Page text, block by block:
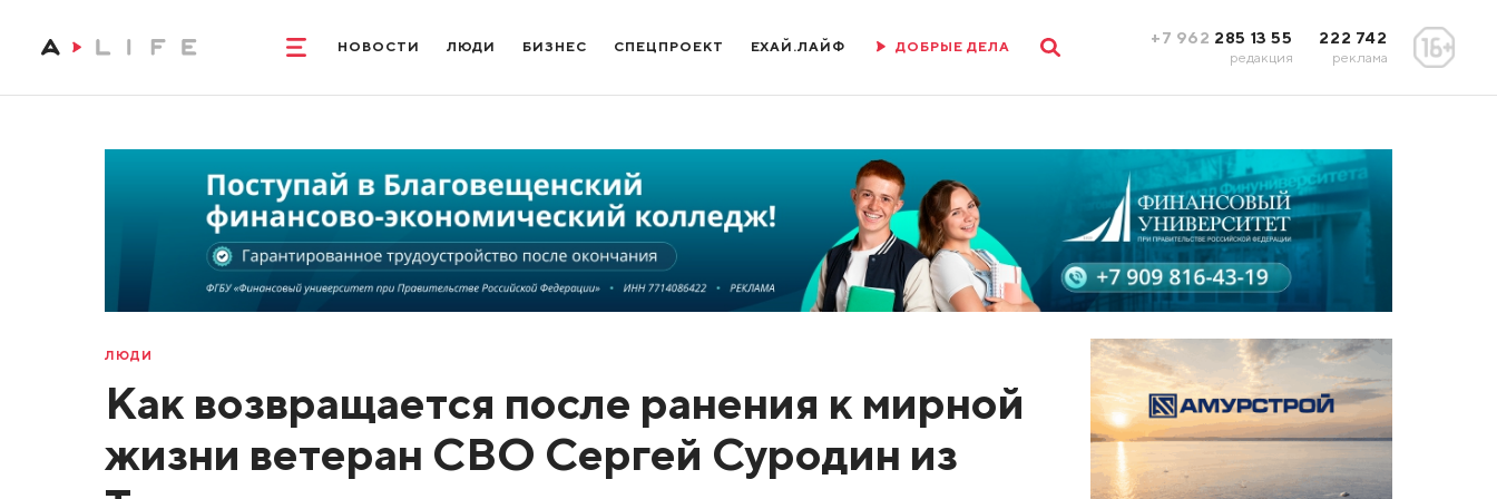
НОВОСТИ ЛЮДИ БИЗНЕС СПЕЦПРОЕКТ ЕХАЙ.ЛАЙФ ДОБРЫЕ ДЕЛА +7 962 285 13 55
редакция
222 742
реклама
ЛЮДИ
Как возвращается после ранения к мирной
жизни ветеран СВО Сергей Суродин из